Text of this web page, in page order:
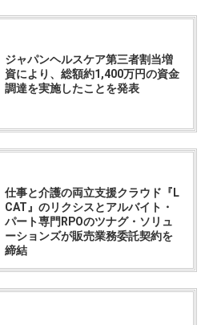
ジャパンヘルスケア第三者割当増
資により、総額約1,400万円の資金
調達を実施したことを発表
仕事と介護の両立支援クラウド『L
CAT』のリクシスとアルバイト・
パート専門RPOのツナグ・ソリュ
ーションズが販売業務委託契約を
締結